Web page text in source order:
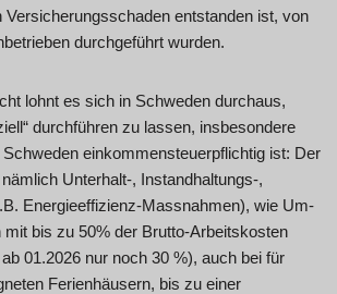
Versicherungsschaden entstanden ist, von
durchgeführt wurden.
lohnt es sich in Schweden durchaus,
durchführen zu lassen, insbesondere
einkommensteuerpflichtig ist: Der
Unterhalt-, Instandhaltungs-,
Energieeffizienz-Massnahmen), wie Um-
mit bis zu 50% der Brutto-Arbeitskosten
01.2026 nur noch 30 %), auch bei für
Ferienhäusern, bis zu einer